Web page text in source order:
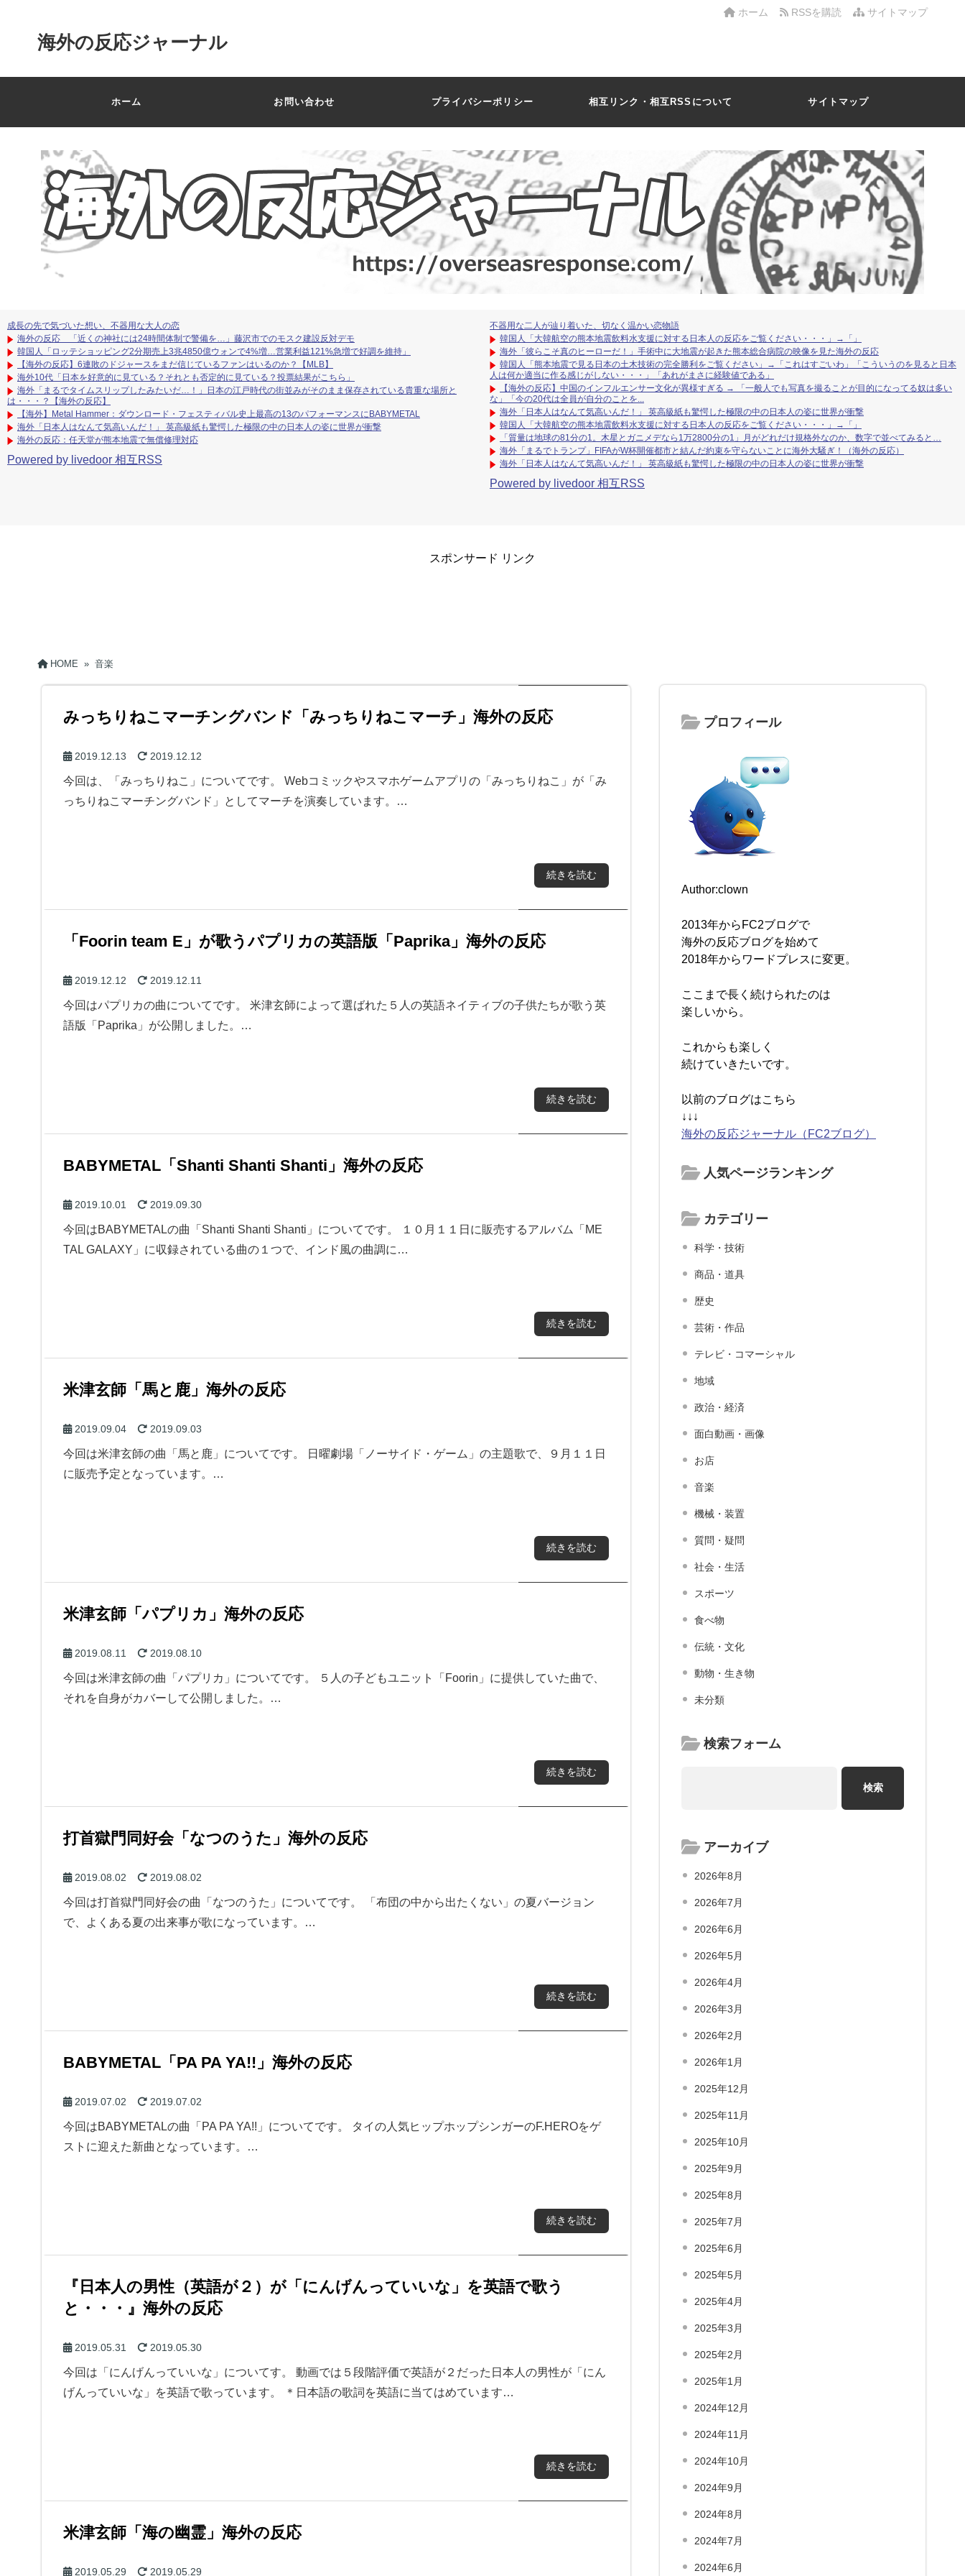
サイトマップ
RSSを購読
ホーム
海外の反応ジャーナル
ホーム お問い合わせ プライバシーポリシー 相互リンク・相互RSSについて サイトマップ
成長の先で気づいた想い、不器用な大人の恋
海外の反応 「近くの神社には24時間体制で警備を…」藤沢市でのモスク建設反対デモ
韓国人「ロッテショッピング2分期売上3兆4850億ウォンで4%増…営業利益121%急増で好調を維持」
【海外の反応】6連敗のドジャースをまだ信じているファンはいるのか？【MLB】
海外10代「日本を好意的に見ている？それとも否定的に見ている？投票結果がこちら」
海外「まるでタイムスリップしたみたいだ…！」日本の江戸時代の街並みがそのまま保存されている貴重な場所と
は・・・？【海外の反応】
【海外】Metal Hammer：ダウンロード・フェスティバル史上最高の13のパフォーマンスにBABYMETAL
海外「日本人はなんて気高いんだ！」 英高級紙も驚愕した極限の中の日本人の姿に世界が衝撃
海外の反応：任天堂が熊本地震で無償修理対応
Powered by livedoor 相互RSS
不器用な二人が辿り着いた、切なく温かい恋物語
韓国人「大韓航空の熊本地震飲料水支援に対する日本人の反応をご覧ください・・・」→「」
海外「彼らこそ真のヒーローだ！」手術中に大地震が起きた熊本総合病院の映像を見た海外の反応
韓国人「熊本地震で見る日本の土木技術の完全勝利をご覧ください」→「これはすごいわ」「こういうのを見ると日本
人は何か適当に作る感じがしない・・・」「あれがまさに経験値である」
【海外の反応】中国のインフルエンサー文化が異様すぎる → 「一般人でも写真を撮ることが目的になってる奴は多い
な」「今の20代は全員が自分のことを...
海外「日本人はなんて気高いんだ！」 英高級紙も驚愕した極限の中の日本人の姿に世界が衝撃
韓国人「大韓航空の熊本地震飲料水支援に対する日本人の反応をご覧ください・・・」→「」
「質量は地球の81分の1。木星とガニメデなら1万2800分の1」月がどれだけ規格外なのか、数字で並べてみると…
海外「まるでトランプ」FIFAがW杯開催都市と結んだ約束を守らないことに海外大騒ぎ！（海外の反応）
海外「日本人はなんて気高いんだ！」 英高級紙も驚愕した極限の中の日本人の姿に世界が衝撃
Powered by livedoor 相互RSS
スポンサード リンク
HOME » 音楽
みっちりねこマーチングバンド「みっちりねこマーチ」海外の反応
2019.12.13 2019.12.12
今回は、「みっちりねこ」についてです。 Webコミックやスマホゲームアプリの「みっちりねこ」が「み
っちりねこマーチングバンド」としてマーチを演奏しています。…
続きを読む
「Foorin team E」が歌うパプリカの英語版「Paprika」海外の反応
2019.12.12 2019.12.11
今回はパプリカの曲についてです。 米津玄師によって選ばれた５人の英語ネイティブの子供たちが歌う英
語版「Paprika」が公開しました。…
続きを読む
BABYMETAL「Shanti Shanti Shanti」海外の反応
2019.10.01 2019.09.30
今回はBABYMETALの曲「Shanti Shanti Shanti」についてです。 １０月１１日に販売するアルバム「ME
TAL GALAXY」に収録されている曲の１つで、インド風の曲調に…
続きを読む
米津玄師「馬と鹿」海外の反応
2019.09.04 2019.09.03
今回は米津玄師の曲「馬と鹿」についてです。 日曜劇場「ノーサイド・ゲーム」の主題歌で、９月１１日
に販売予定となっています。…
続きを読む
米津玄師「パプリカ」海外の反応
2019.08.11 2019.08.10
今回は米津玄師の曲「パプリカ」についてです。 ５人の子どもユニット「Foorin」に提供していた曲で、
それを自身がカバーして公開しました。…
続きを読む
打首獄門同好会「なつのうた」海外の反応
2019.08.02 2019.08.02
今回は打首獄門同好会の曲「なつのうた」についてです。 「布団の中から出たくない」の夏バージョン
で、よくある夏の出来事が歌になっています。…
続きを読む
BABYMETAL「PA PA YA!!」海外の反応
2019.07.02 2019.07.02
今回はBABYMETALの曲「PA PA YA!!」についてです。 タイの人気ヒップホップシンガーのF.HEROをゲ
ストに迎えた新曲となっています。…
続きを読む
『日本人の男性（英語が２）が「にんげんっていいな」を英語で歌う
と・・・』海外の反応
2019.05.31 2019.05.30
今回は「にんげんっていいな」についてす。 動画では５段階評価で英語が２だった日本人の男性が「にん
げんっていいな」を英語で歌っています。 ＊日本語の歌詞を英語に当てはめています…
続きを読む
米津玄師「海の幽霊」海外の反応
2019.05.29 2019.05.29
プロフィール
Author:clown
2013年からFC2ブログで
海外の反応ブログを始めて
2018年からワードプレスに変更。
ここまで長く続けられたのは
楽しいから。
これからも楽しく
続けていきたいです。
以前のブログはこちら
↓↓↓
海外の反応ジャーナル（FC2ブログ）
人気ページランキング
カテゴリー
科学・技術
商品・道具
歴史
芸術・作品
テレビ・コマーシャル
地域
政治・経済
面白動画・画像
お店
音楽
機械・装置
質問・疑問
社会・生活
スポーツ
食べ物
伝統・文化
動物・生き物
未分類
検索フォーム
アーカイブ
2026年8月
2026年7月
2026年6月
2026年5月
2026年4月
2026年3月
2026年2月
2026年1月
2025年12月
2025年11月
2025年10月
2025年9月
2025年8月
2025年7月
2025年6月
2025年5月
2025年4月
2025年3月
2025年2月
2025年1月
2024年12月
2024年11月
2024年10月
2024年9月
2024年8月
2024年7月
2024年6月